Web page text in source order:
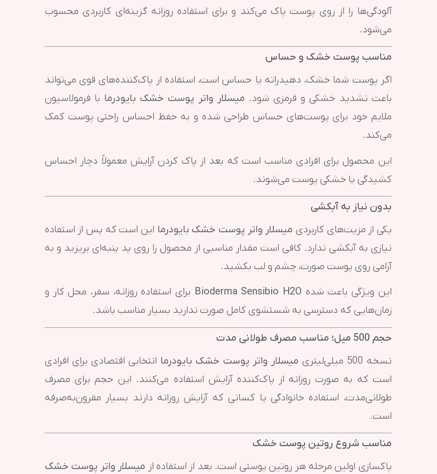
آلودگی‌ها را از روی پوست پاک می‌کند و برای استفاده روزانه گزینه‌ای کاربردی محسوب
می‌شود.
مناسب پوست خشک و حساس
اگر پوست شما خشک، دهیدراته یا حساس است، استفاده از پاک‌کننده‌های قوی می‌تواند
باعث تشدید خشکی و قرمزی شود. میسلار واتر پوست خشک بایودرما با فرمولاسیون
ملایم خود برای پوست‌های حساس طراحی شده و به حفظ احساس راحتی پوست کمک
می‌کند.
این محصول برای افرادی مناسب است که بعد از پاک کردن آرایش معمولاً دچار احساس
کشیدگی یا خشکی پوست می‌شوند.
بدون نیاز به آبکشی
یکی از مزیت‌های کاربردی میسلار واتر پوست خشک بایودرما این است که پس از استفاده
نیازی به آبکشی ندارد. کافی است مقدار مناسبی از محصول را روی پد پنبه‌ای بریزید و به
آرامی روی پوست صورت، چشم و لب بکشید.
این ویژگی باعث شده Bioderma Sensibio H2O برای استفاده روزانه، سفر، محل کار و
زمان‌هایی که دسترسی به شستشوی کامل صورت ندارید بسیار مناسب باشد.
حجم 500 میل؛ مناسب مصرف طولانی مدت
نسخه 500 میلی‌لیتری
میسلار واتر پوست خشک بایودرما انتخابی اقتصادی برای افرادی
است که به صورت روزانه از پاک‌کننده آرایش استفاده می‌کنند. این حجم برای مصرف
طولانی‌مدت، استفاده خانوادگی یا کسانی که آرایش روزانه دارند بسیار مقرون‌به‌صرفه
است.
مناسب شروع روتین پوست خشک
پاکسازی اولین مرحله هر روتین پوستی است. بعد از استفاده از میسلار واتر پوست خشک